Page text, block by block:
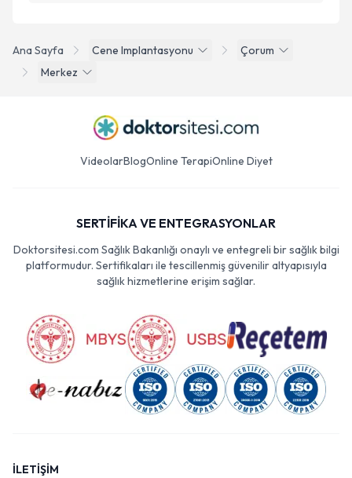
Ana Sayfa Cene Implantasyonu
Çorum
Merkez
VideolarBlogOnline TerapiOnline Diyet
SERTİFİKA VE ENTEGRASYONLAR
Doktorsitesi.com Sağlık Bakanlığı onaylı ve entegreli bir sağlık bilgi
platformudur. Sertifikaları ile tescillenmiş güvenilir altyapısıyla
sağlık hizmetlerine erişim sağlar.
İLETİŞİM